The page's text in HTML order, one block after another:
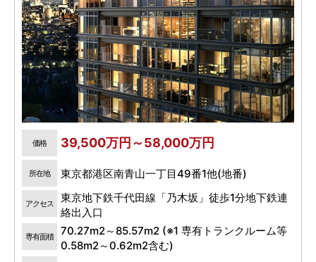
価格 39,500万円～58,000万円
所在地 東京都港区南青山一丁目49番1他(地番)
アクセス
東京地下鉄千代田線「乃木坂」徒歩1分地下鉄連
絡出入口
専有面積
70.27m2～85.57m2 (※1 専有トランクルーム等
0.58m2～0.62m2含む)